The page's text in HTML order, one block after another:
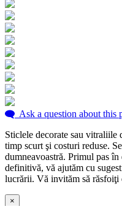
Ask a question about this
Sticlele decorate sau vitraliile
timp scurt şi costuri reduse.
dumneavoastră. Primul pas
definitivă, vă ajutăm cu
lucrării. Vă invităm să răsfoiţi
×